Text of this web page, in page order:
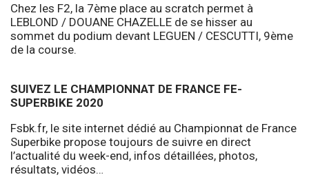
Chez les F2, la 7ème place au scratch permet à
LEBLOND / DOUANE CHAZELLE de se hisser au
sommet du podium devant LEGUEN / CESCUTTI, 9ème
de la course.
SUIVEZ LE CHAMPIONNAT DE FRANCE FE-
SUPERBIKE 2020
Fsbk.fr, le site internet dédié au Championnat de France
Superbike propose toujours de suivre en direct
l’actualité du week-end, infos détaillées, photos,
résultats, vidéos…